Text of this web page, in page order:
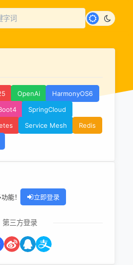
OpenAi
HarmonyOS6
SpringCloud
Service Mesh
Redis
能！ 立即登录
第三方登录